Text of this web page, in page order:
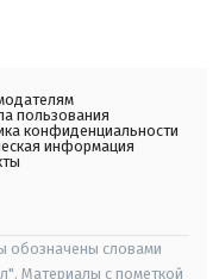
пользования
конфиденциальности
информация
обозначены словами
Материалы с пометкой